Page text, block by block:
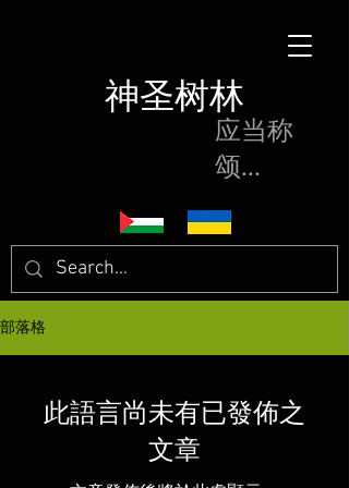
神圣树林
应当称
颂...
部落格
此語言尚未有已發佈之
文章